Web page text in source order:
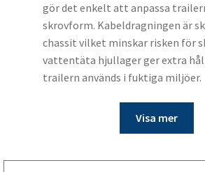
gör det enkelt att anpassa
skrovform. Kabeldragningen är
chassit vilket minskar risken för
vattentäta hjullager ger extra
trailern används i fuktiga miljöer.
Visa mer